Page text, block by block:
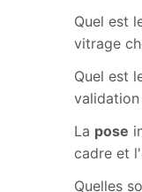
Quel est
vitrage
Quel est
La pose
cadre et
Quelles